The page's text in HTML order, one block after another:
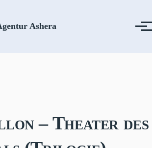
Ashera Menü
– Theater des